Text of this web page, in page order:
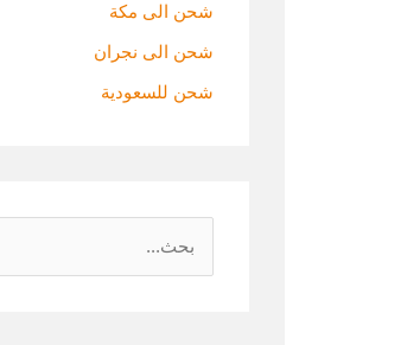
شحن الى مكة
شحن الى نجران
شحن للسعودية